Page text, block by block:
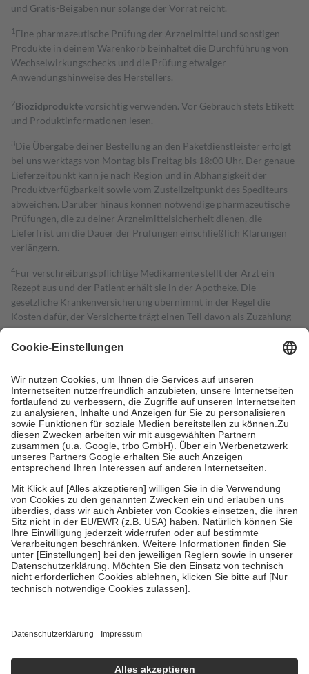
und Gratis-Beigaben nur solange der Vorrat reicht.
1 Eine pharmazeutische Prüfung der Arzneimittel und sonstigen
Produkte in deinem Warenkorb beinhaltet die Durchführung von
Wechselwirkungschecks und die Prüfung etwaiger
Anwendungshinweise des Herstellers.
2Biozidproduktevorsichtig verwenden. Vor Gebrauch stets Etikett
und Produktinformationen lesen.
3Die Übergabe deiner Bestellung an den Paketdienstleister erfolgt
bei uns werktags von Montag bis Freitag bis 18:00 Uhr. Der genaue
Lieferzeitpunkt kann je nach Region und in Abhängigkeit der
Produktverfügbarkeit sowie vom Zustellzeitpunkt des Spediteurs
abweichen. Darüber hinaus können notwendige pharmazeutische
Prüfungen, die zu deiner Arzneimittelsicherheit dienen, die
Lieferfrist um die Dauer der Prüfungen einschließlich Klärungen
verlängern.
4Für verschreibungspflichtige Medikamente stellt der Arzt ein
Rezept aus und der Patient erhält sie in der Apotheke. Die
gesetzliche Krankenversicherung übernimmt in der Regel die
Kosten dafür, der Versicherte trägt einen Teil davon als Zuzahlung
mit.
Grundsätzlich leisten Mitglieder Zuzahlungen in Höhe von zehn
höchstens zehn Euro.
Es sind jedoch nie mehr als die tatsächlichen
Kosten der Leistung zu entrichten.
Diese Regeln gelten grundsätzlich auch für Online-Apotheken.
Bei Heilmitteln und häuslicher Krankenpflege beträgt die
Zuzahlung zehn Prozent der Kosten sowie zehn Euro je
Verordnung.
Um das Engagement der Versicherten für ihre eigene Gesundheit zu
stärken und die besondere Stellung der Familie zu unterstützen,
fallenkeine Zuzahlungenan bei:
• Kindern und Jugendlichen bis zum vollendeten 18. Lebensjahr
mit Ausnahme der Fahrkosten
• Untersuchungen zur Vorsorge und Früherkennung, die von der
GKV getragen werden
• empfohlenen Schutzimpfungen
• Harn- und Blutteststreifen
getroffen, um sicherzustellen, dass es sich um echte Bewertungen
https://help.etrusted.com/hc/de/articles/4419944605341